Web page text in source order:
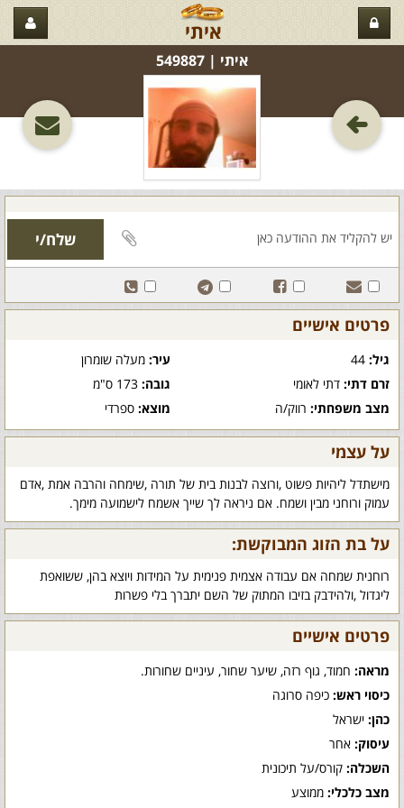
איתי
איתי‏ | 549887
פרטים אישיים
גיל: עיר:מעלה שומרון
זרם דתי: דתי לאומי גובה:173 ס"מ
מצב משפחתי: רווק/ה מוצא:ספרדי
על עצמי
מישתדל ליהיות פשוט ,ורוצה לבנות בית של תורה ,שימחה והרבה אמת ,אדם
עמוק ורוחני מבין ושמח. אם ניראה לך שייך אשמח לישמועה מימך.
על בת הזוג המבוקשת:
רוחנית שמחה אם עבודה אצמית פנימית על המידות ויוצא בהן, ששואפת
ליגדול ,ולהידבק בזיבו המתוק של השם יתברך בלי פשרות
פרטים אישיים
מראה: חמוד, גוף רזה, שיער שחור, עיניים שחורות.
כיסוי ראש: כיפה סרוגה
כהן: ישראל
עיסוק: אחר
השכלה: קורס/על תיכונית
מצב כלכלי: ממוצע